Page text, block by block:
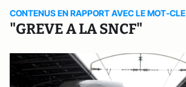
CONTENUS EN RAPPORT AVEC LE MOT-CLE
"GREVE A LA SNCF"